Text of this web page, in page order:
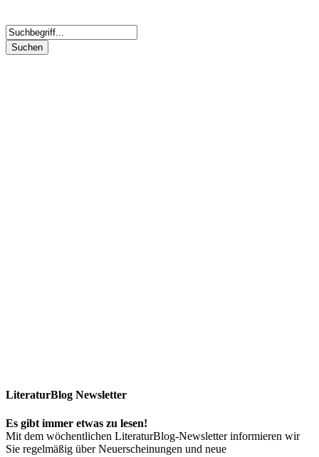
LiteraturBlog Newsletter
Es gibt immer etwas zu lesen!
Mit dem wöchentlichen LiteraturBlog-Newsletter informieren wir
Sie regelmäßig über Neuerscheinungen und neue